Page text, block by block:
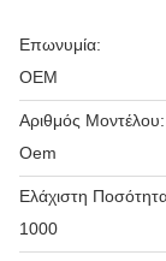
Επωνυμία:
OEM
Αριθμός Μοντέλου:
Oem
Ελάχιστη
1000